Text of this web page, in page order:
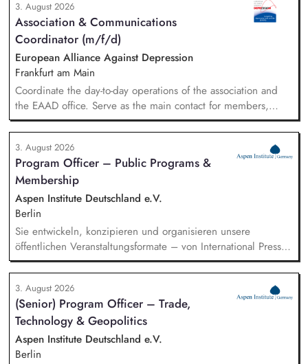
3. August 2026
Association & Communications
Coordinator (m/f/d)
European Alliance Against Depression
Frankfurt am Main
Coordinate the day-to-day operations of the association and
the EAAD office. Serve as the main contact for members,
partners and general enquiries. Support the Board of
Directors by organising meetings, preparing documents and
following up on decisions. Coordinate the association's
website, newsletters and social media. Support awareness
campaigns and communication activities. Coordinate and
develop EAAD's fundraising activities.
3. August 2026
Program Officer – Public Programs &
Membership
Aspen Institute Deutschland e.V.
Berlin
Sie entwickeln, konzipieren und organisieren unsere
öffentlichen Veranstaltungsformate – von International Press
Roundtables, Deep Dive Discussions und Aspen Fireside
Chats bis hin zu besonderen Formaten wie der Aspen
Summer Party, der Aspen Gala und neuen
Veranstaltungsformaten. Sie identifizieren aktuelle politische
Themen und gewinnen hochrangige Referentinnen sowie
Diskussionspartnerinnen aus Politik, Wirtschaft, Wissenschaft,
Medien und Zivilgesellschaft.
3. August 2026
(Senior) Program Officer – Trade,
Technology & Geopolitics
Aspen Institute Deutschland e.V.
Berlin